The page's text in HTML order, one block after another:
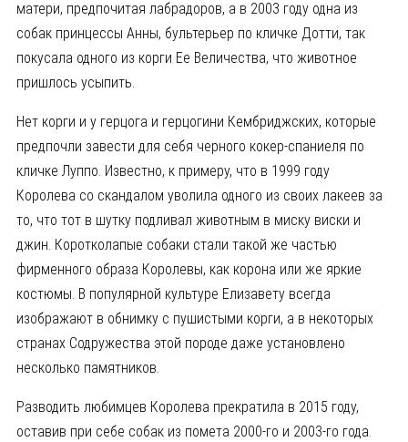
матери, предпочитая лабрадоров, а в 2003 году одна из
собак принцессы Анны, бультерьер по кличке Дотти, так
покусала одного из корги Ее Величества, что животное
пришлось усыпить.
Нет корги и у герцога и герцогини Кембриджских, которые
предпочли завести для себя черного кокер-спаниеля по
кличке Луппо. Известно, к примеру, что в 1999 году
Королева со скандалом уволила одного из своих лакеев за
то, что тот в шутку подливал животным в миску виски и
джин. Коротколапые собаки стали такой же частью
фирменного образа Королевы, как корона или же яркие
костюмы. В популярной культуре Елизавету всегда
изображают в обнимку с пушистыми корги, а в некоторых
странах Содружества этой породе даже установлено
несколько памятников.
Разводить любимцев Королева прекратила в 2015 году,
оставив при себе собак из помета 2000-го и 2003-го года.